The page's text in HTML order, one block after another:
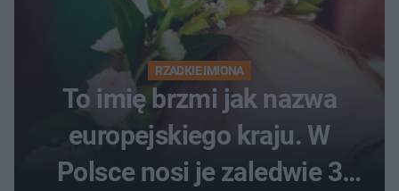
RZADKIE IMIONA
To imię brzmi jak nazwa
europejskiego kraju. W
Polsce nosi je zaledwie 3